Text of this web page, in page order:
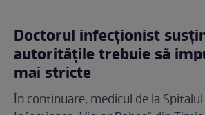
Doctorul infecționist
autoritățile trebuie să
mai stricte
În continuare, medicul de la